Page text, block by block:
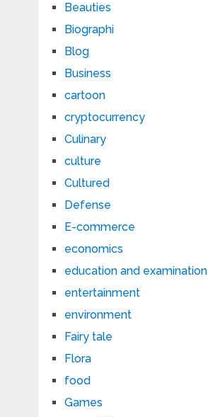
Beauties
Biographi
Blog
Business
cartoon
cryptocurrency
Culinary
culture
Cultured
Defense
E-commerce
economics
education and examination
entertainment
environment
Fairy tale
Flora
food
Games